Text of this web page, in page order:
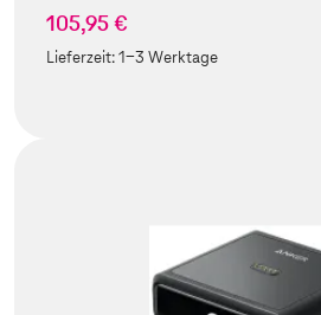
105,95 €
Lieferzeit:1-3 Werktage